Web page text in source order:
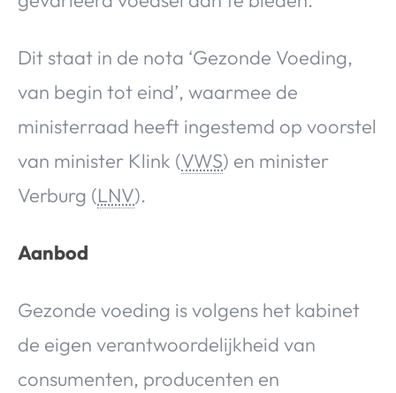
Dit staat in de nota ‘Gezonde Voeding,
van begin tot eind’, waarmee de
ministerraad heeft ingestemd op voorstel
van minister Klink (VWS) en minister
Verburg (LNV).
Aanbod
Gezonde voeding is volgens het kabinet
de eigen verantwoordelijkheid van
consumenten, producenten en